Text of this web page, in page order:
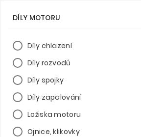
DÍLY MOTORU
Díly chlazení
Díly rozvodů
Díly spojky
Díly zapalování
Ložiska motoru
Ojnice, klikovky